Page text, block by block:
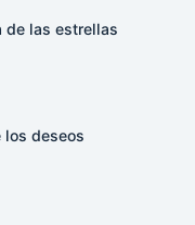
de las estrellas
los deseos